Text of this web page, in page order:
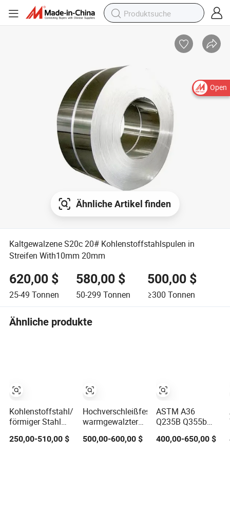
Open
Ähnliche Artikel finden
Kaltgewalzene S20c 20# Kohlenstoffstahlspulen in
Streifen With10mm 20mm
620,00 $
25-49 Tonnen
580,00 $
50-299 Tonnen
500,00 $
≥300 Tonnen
Ähnliche produkte
Kohlenstoffstahl/H-
förmiger Stahl
Kohlenstoffstahlrohr
nahtloses
250,00-510,00 $
Hochverschleißfester
warmgewalzter
Kohlenstoffstahl-
Flachstahl Q195
500,00-600,00 $
ASTM A36
Q235B Q355b
Warmgewalzte
400,00-650,00 $